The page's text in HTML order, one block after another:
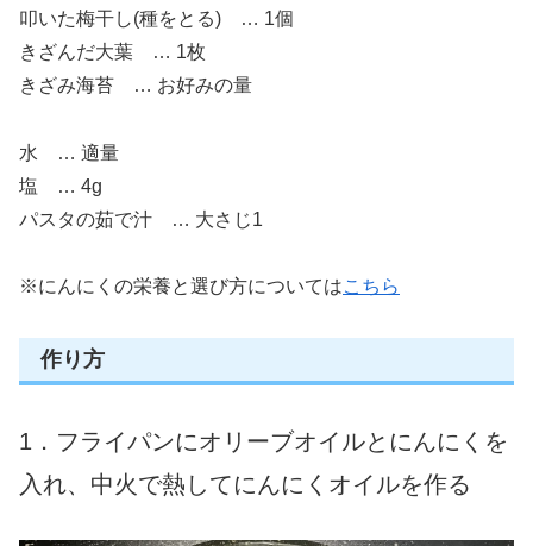
叩いた梅干し(種をとる) … 1個
きざんだ大葉 … 1枚
きざみ海苔 … お好みの量
水 … 適量
塩 … 4g
パスタの茹で汁 … 大さじ1
※にんにくの栄養と選び方についてはこちら
作り方
1．フライパンにオリーブオイルとにんにくを
入れ、中火で熱してにんにくオイルを作る